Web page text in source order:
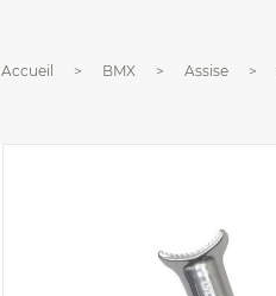
Accueil BMX Assise